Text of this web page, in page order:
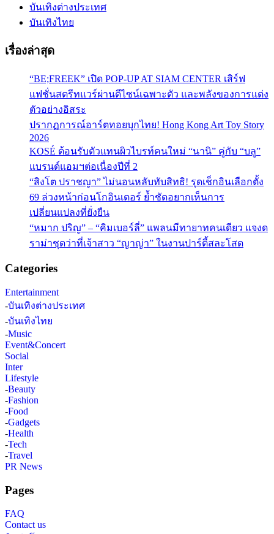
บันเทิงต่างประเทศ
บันเทิงไทย
เรื่องล่าสุด
“BE;FREEK” เปิด POP-UP AT SIAM CENTER เสิร์ฟ
แฟชั่นสตรีทแวร์ผ่านดีไซน์เฉพาะตัว และพลังของการแต่ง
ตัวอย่างอิสระ
ปรากฏการณ์อาร์ตทอยบุกไทย! Hong Kong Art Toy Story
2026
KOSÉ ต้อนรับตัวแทนผิวไบรท์คนใหม่ “นานิ” คู่กับ “บลู”
แบรนด์แอมฯต่อเนื่องปีที่ 2
“สิงโต ปราชญา” ไม่นอนหลับทับสิทธิ! รุดเช็กอินเลือกตั้ง
69 ล่วงหน้าก่อนโกอินเตอร์ ย้ำชัดอยากเห็นการ
เปลี่ยนแปลงที่ยั่งยืน
“หมาก ปริญ” – “คิมเบอร์ลี่” แพลนมีทายาทคนเดียว แจงด
ราม่าชุดว่าที่เจ้าสาว “ญาญ่า” ในงานปาร์ตี้สละโสด
Categories
Entertainment
-บันเทิงต่างประเทศ
-บันเทิงไทย
-Music
Event&Concert
Social
Inter
Lifestyle
-Beauty
-Fashion
-Food
-Gadgets
-Health
-Tech
-Travel
PR News
Pages
FAQ
Contact us